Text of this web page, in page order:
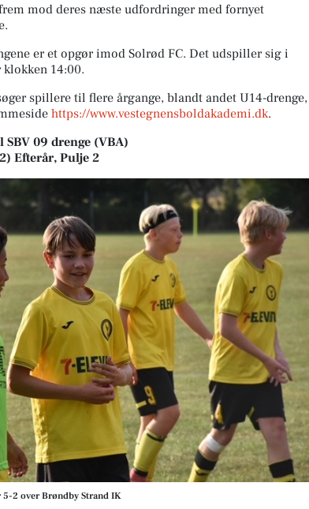
mod deres næste udfordringer med fornyet
er et opgør imod Solrød FC. Det udspiller sig i
klokken 14:00.
spillere til flere årgange, blandt andet U14-drenge,
https://www.vestegnensboldakademi.dk.
09 drenge (VBA)
Efterår, Pulje 2
5-2 over Brøndby Strand IK